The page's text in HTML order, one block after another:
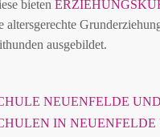
bieten
altersgerechte
ausgebildet.
NEUENFELDE
IN